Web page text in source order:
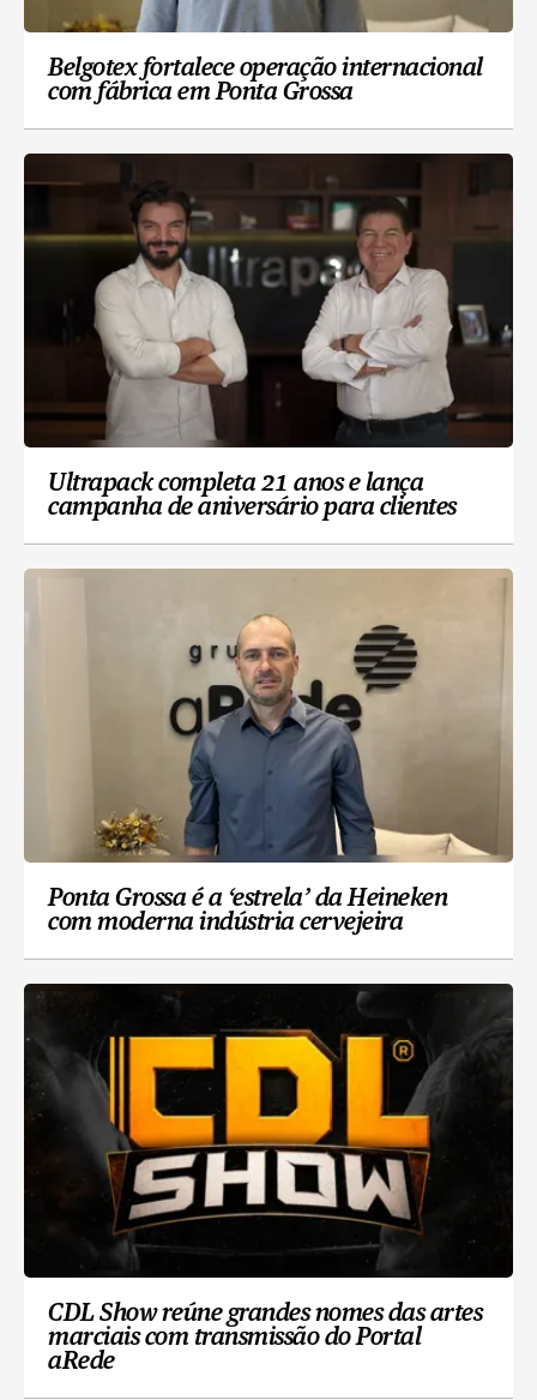
Belgotex fortalece operação internacional
com fábrica em Ponta Grossa
Ultrapack completa 21 anos e lança
campanha de aniversário para clientes
Ponta Grossa é a ‘estrela’ da Heineken
com moderna indústria cervejeira
CDL Show reúne grandes nomes das artes
marciais com transmissão do Portal
aRede